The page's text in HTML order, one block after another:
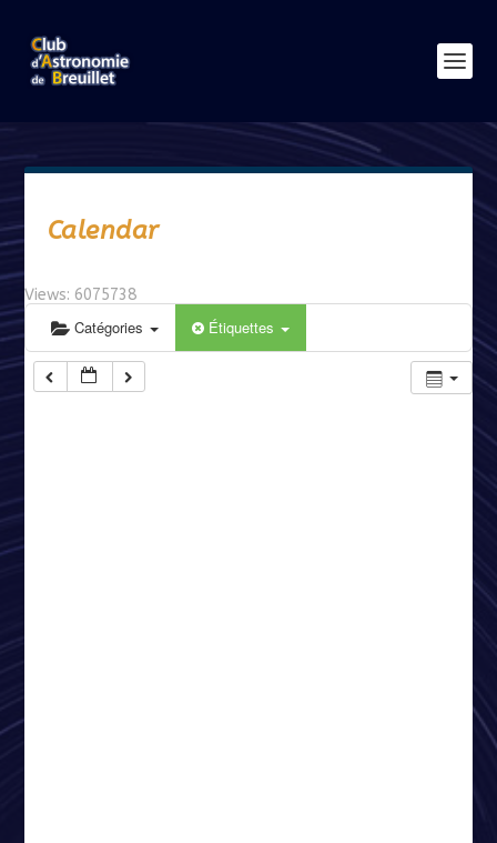
Calendar
Views: 6075738
Catégories Étiquettes